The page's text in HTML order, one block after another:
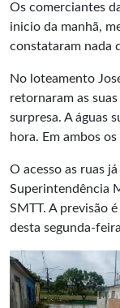
Os comerciantes
inicio da manhã,
constataram nada
No loteamento
retornaram as
surpresa. A águas
hora. Em ambos
O acesso as ruas
Superintendência
SMTT. A previsão
desta segunda-